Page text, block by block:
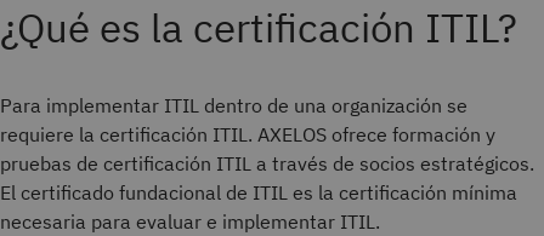
¿Qué es la certificación ITIL?
Para implementar ITIL dentro de una organización se
requiere la certificación ITIL. AXELOS ofrece formación y
pruebas de certificación ITIL a través de socios estratégicos.
El certificado fundacional de ITIL es la certificación mínima
necesaria para evaluar e implementar ITIL.